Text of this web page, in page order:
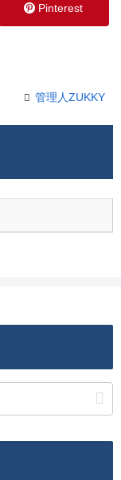
Pinterest
管理人ZUKKY